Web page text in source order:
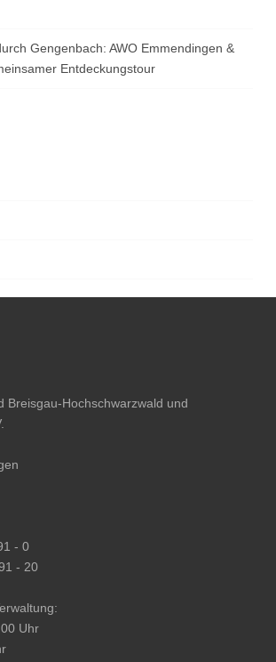
Gengenbach: AWO Emmendingen &
Entdeckungstour
Breisgau-Hochschwarzwald und
- 0
- 20
Uhr